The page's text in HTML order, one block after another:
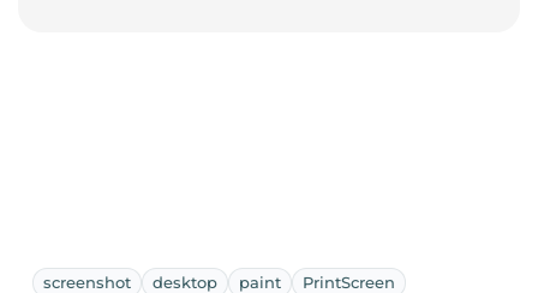
screenshot desktop paint PrintScreen